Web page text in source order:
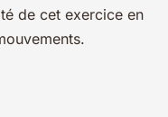
de cet exercice en